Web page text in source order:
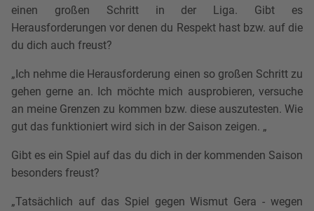
einen großen Schritt in der Liga. Gibt es
Herausforderungen vor denen du Respekt hast bzw. auf die
du dich auch freust?
„Ich nehme die Herausforderung einen so großen Schritt zu
gehen gerne an. Ich möchte mich ausprobieren, versuche
an meine Grenzen zu kommen bzw. diese auszutesten. Wie
gut das funktioniert wird sich in der Saison zeigen. „
Gibt es ein Spiel auf das du dich in der kommenden Saison
besonders freust?
„Tatsächlich auf das Spiel gegen Wismut Gera - wegen